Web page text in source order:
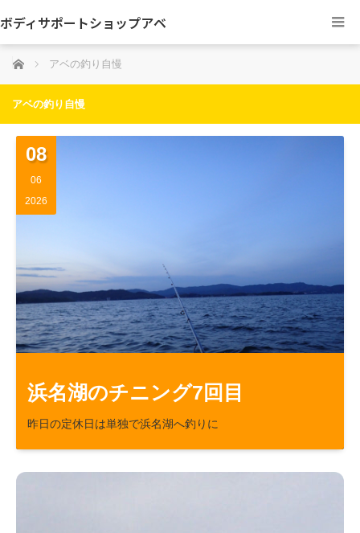
ボディサポートショップアベ
ホーム アベの釣り自慢
アベの釣り自慢
08
06
2026
浜名湖のチニング7回目
昨日の定休日は単独で浜名湖へ釣りに